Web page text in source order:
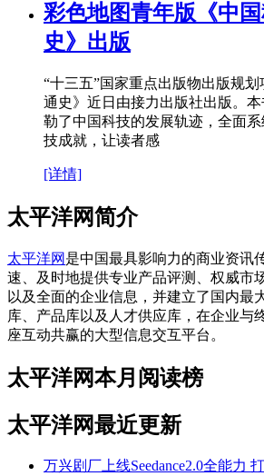
彩色地图青年版《中
史》出版
“十三五”国家重点出版物出版规
通史》近日由接力出版社出版。
勒了中国科技的发展轨迹，全面
技成就，让读者感
[详情]
太平洋网简介
太平洋网 是中国最具影响力的商业资讯
速、及时地提供专业产品评测、权威市
以及全面的企业信息，并建立了国内最
库、产品库以及人才供应库，在企业与
座互动共赢的大型信息交互平台。
太平洋网本月阅读榜
太平洋网最近更新
万兴剧厂上线Seedance2.0全能力